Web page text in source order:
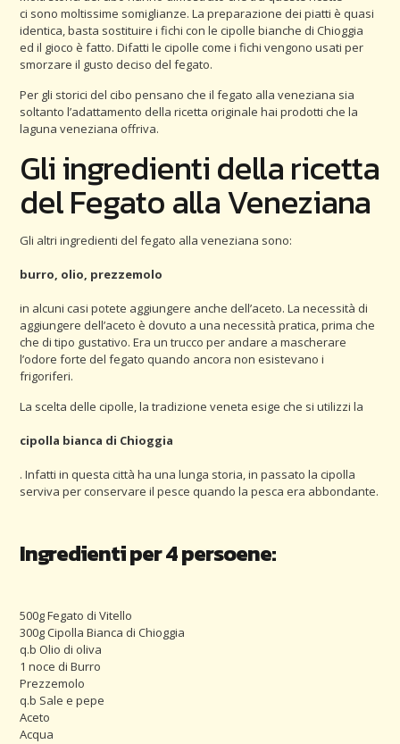
ci sono moltissime somiglianze. La preparazione dei piatti è quasi
identica, basta sostituire i fichi con le cipolle bianche di Chioggia
ed il gioco è fatto. Difatti le cipolle come i fichi vengono usati per
smorzare il gusto deciso del fegato.
Per gli storici del cibo pensano che il fegato alla veneziana sia
soltanto l’adattamento della ricetta originale hai prodotti che la
laguna veneziana offriva.
Gli ingredienti della ricetta
del Fegato alla Veneziana
Gli altri ingredienti del fegato alla veneziana sono:
burro, olio, prezzemolo
in alcuni casi potete aggiungere anche dell’aceto. La necessità di
aggiungere dell’aceto è dovuto a una necessità pratica, prima che
che di tipo gustativo. Era un trucco per andare a mascherare
l’odore forte del fegato quando ancora non esistevano i
frigoriferi.
La scelta delle cipolle, la tradizione veneta esige che si utilizzi la
cipolla bianca di Chioggia
. Infatti in questa città ha una lunga storia, in passato la cipolla
serviva per conservare il pesce quando la pesca era abbondante.
Ingredienti per 4 persoene:
500g Fegato di Vitello
300g Cipolla Bianca di Chioggia
q.b Olio di oliva
1 noce di Burro
Prezzemolo
q.b Sale e pepe
Aceto
Acqua